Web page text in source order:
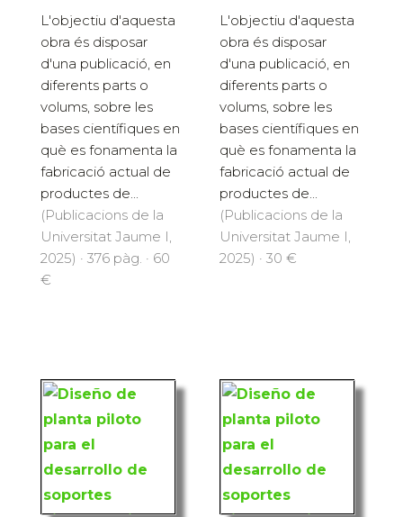
L'objectiu d'aquesta
obra és disposar
d'una publicació, en
diferents parts o
volums, sobre les
bases científiques en
què es fonamenta la
fabricació actual de
productes de...
(Publicacions de la
Universitat Jaume I,
2025) · 376 pàg. · 60
€
L'objectiu d'aquesta
obra és disposar
d'una publicació, en
diferents parts o
volums, sobre les
bases científiques en
què es fonamenta la
fabricació actual de
productes de...
(Publicacions de la
Universitat Jaume I,
2025) · 30 €